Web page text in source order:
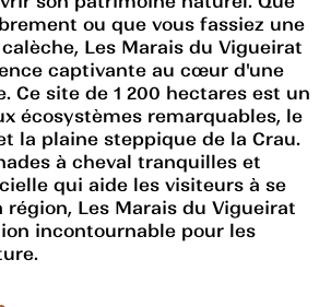
ou que vous fassiez une
Les Marais du Vigueirat
captivante au cœur d'une
Ce site de 1 200 hectares est un
écosystèmes remarquables, le
la plaine steppique de la Crau.
à cheval tranquilles et
qui aide les visiteurs à se
région, Les Marais du Vigueirat
incontournable pour les